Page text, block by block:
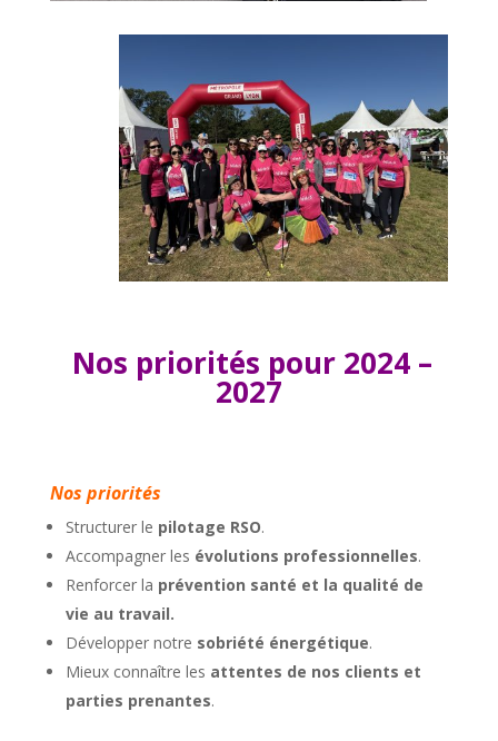
Nos priorités pour 2024 –
2027
Nos priorités
Structurer le pilotage RSO.
Accompagner les évolutions professionnelles.
Renforcer la prévention santé et la qualité de
vie au travail.
Développer notre sobriété énergétique.
Mieux connaître les attentes de nos clients et
parties prenantes.